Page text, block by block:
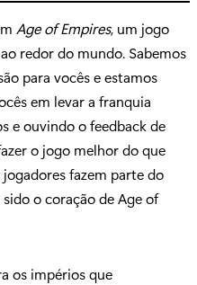
Age of Empires, um jogo
redor do mundo. Sabemos
para vocês e estamos
em levar a franquia
e ouvindo o feedback de
o jogo melhor do que
fazem parte do
o coração de Age of
os impérios que